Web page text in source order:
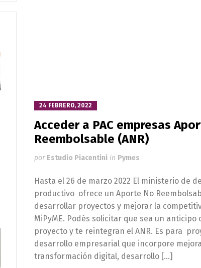
24 FEBRERO, 2022
Acceder a PAC empresas
Reembolsable (ANR)
por Estudio Piacentini in Pymes
Hasta el 26 de marzo 2022 El ministerio de
productivo ofrece un Aporte No
desarrollar proyectos y mejorar la
MiPyME. Podés solicitar que sea un anticipo
proyecto y te reintegran el ANR. Es para
desarrollo empresarial que incorpore
transformación digital, desarrollo […]